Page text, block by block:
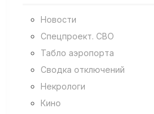
Новости
Спецпроект. СВО
Табло аэропорта
Сводка отключений
Некрологи
Кино